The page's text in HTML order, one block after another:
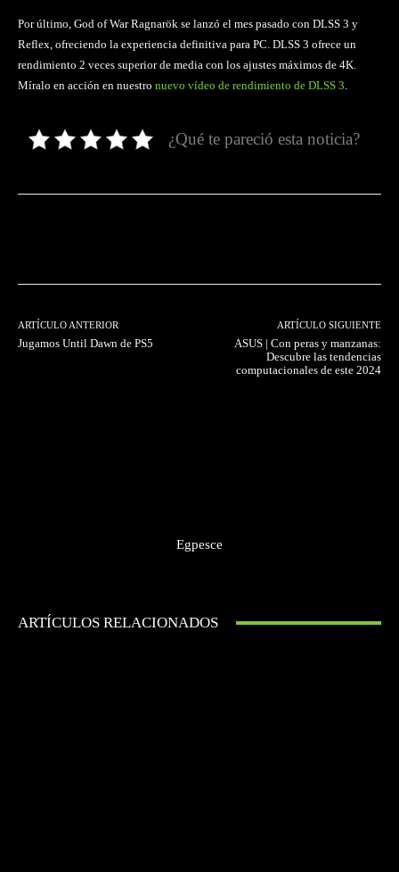
Por último, God of War Ragnarök se lanzó el mes pasado con DLSS 3 y
Reflex, ofreciendo la experiencia definitiva para PC. DLSS 3 ofrece un
rendimiento 2 veces superior de media con los ajustes máximos de 4K.
Míralo en acción en nuestro nuevo vídeo de rendimiento de DLSS 3.
¿Qué te pareció esta noticia?
ARTÍCULO ANTERIOR
Jugamos Until Dawn de PS5
ARTÍCULO SIGUIENTE
ASUS | Con peras y manzanas:
Descubre las tendencias
computacionales de este 2024
Egpesce
ARTÍCULOS RELACIONADOS